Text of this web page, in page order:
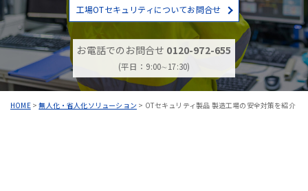
HOME>無人化・省人化ソリューション > OTセキュリティ製品 製造工場の安全対策を紹介
工場OTセキュリティについてお問合せ
お電話でのお問合せ 0120-972-655
(平日：9:00∼17:30)